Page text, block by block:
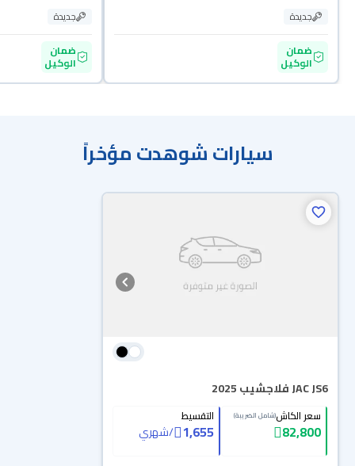
جديدة
ضمان
الوكيل
جديدة
ضمان
الوكيل
سيارات شوهدت مؤخراً
JAC JS6 فلاجشيب 2025
سعر الكاش(شامل الضريبة)
82,800
التقسيط
1,655
/شهري